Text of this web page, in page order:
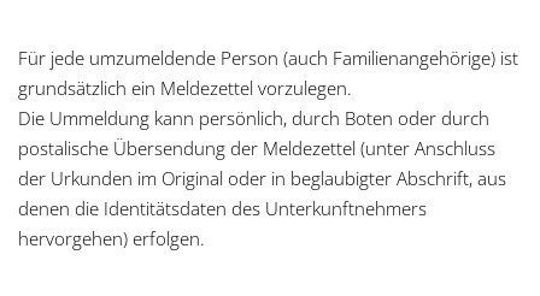
Für jede umzumeldende Person (auch Familienangehörige) ist
grundsätzlich ein Meldezettel vorzulegen.
Die Ummeldung kann persönlich, durch Boten oder durch
postalische Übersendung der Meldezettel (unter Anschluss
der Urkunden im Original oder in beglaubigter Abschrift, aus
denen die Identitätsdaten des Unterkunftnehmers
hervorgehen) erfolgen.